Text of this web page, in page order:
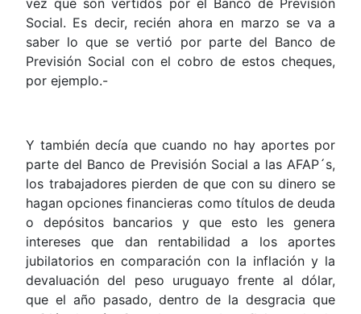
Social. Es decir, recién ahora en marzo se va a
saber lo que se vertió por parte del Banco de
Previsión Social con el cobro de estos cheques,
por ejemplo.-
Y también decía que cuando no hay aportes por
parte del Banco de Previsión Social a las AFAP´s,
los trabajadores pierden de que con su dinero se
hagan opciones financieras como títulos de deuda
o depósitos bancarios y que esto les genera
intereses que dan rentabilidad a los aportes
jubilatorios en comparación con la inflación y la
devaluación del peso uruguayo frente al dólar,
que el año pasado, dentro de la desgracia que